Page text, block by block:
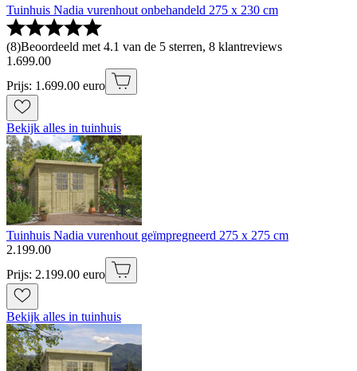
Tuinhuis Nadia vurenhout onbehandeld 275 x 230 cm
(8)Beoordeeld met 4.1 van de 5 sterren, 8 klantreviews
1 .699.00
Prijs: 1.699.00 euro
Bekijk alles in tuinhuis
Tuinhuis Nadia vurenhout geïmpregneerd 275 x 275 cm
2.199.00
Prijs: 2.199.00 euro
Bekijk alles in tuinhuis